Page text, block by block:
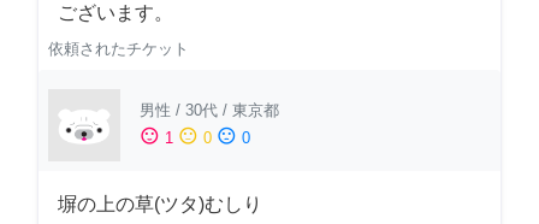
ございます。
依頼されたチケット
男性 / 30代 / 東京都
sentiment_satisfied 1 sentiment_neutral 0 sentiment_dissatisfied 0
塀の上の草(ツタ)むしり